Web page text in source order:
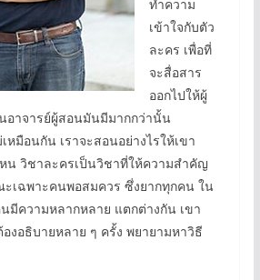
ทำความ
เข้าใจกับตัว
ละคร เพื่อที่
จะสื่อสาร
ออกไปให้ผู้
อาจารย์ผู้สอนมันมีมากกว่านั้น
มือนกัน เราจะสอนอย่างไรให้เขา
น วิชาละครเป็นวิชาที่ให้ความสำคัญ
เฉพาะคนพอสมควร ซึ่งยากทุกคน ใน
มีความหลากหลาย แตกต่างกัน เขา
องอธิบายหลาย ๆ ครั้ง พยายามหาวิธี